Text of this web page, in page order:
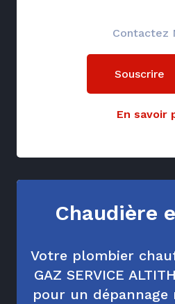
Contactez
Souscrire
En savoir
Chaudière
Votre plombier
GAZ SERVICE
pour un